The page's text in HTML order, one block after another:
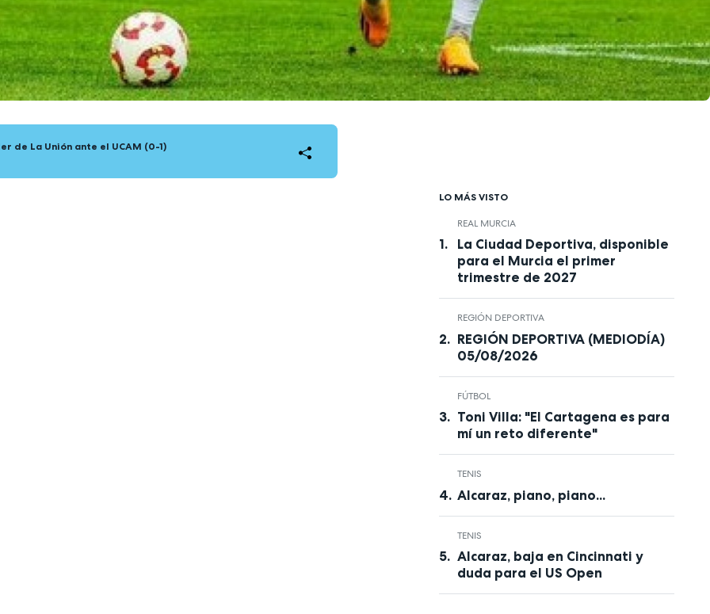
de La Unión ante el UCAM (0-1)
LO MÁS VISTO
REAL MURCIA
La Ciudad Deportiva, disponible
para el Murcia el primer
trimestre de 2027
REGIÓN DEPORTIVA
REGIÓN DEPORTIVA (MEDIODÍA)
05/08/2026
FÚTBOL
Toni Villa: "El Cartagena es para
mí un reto diferente"
TENIS
Alcaraz, piano, piano...
TENIS
Alcaraz, baja en Cincinnati y
duda para el US Open